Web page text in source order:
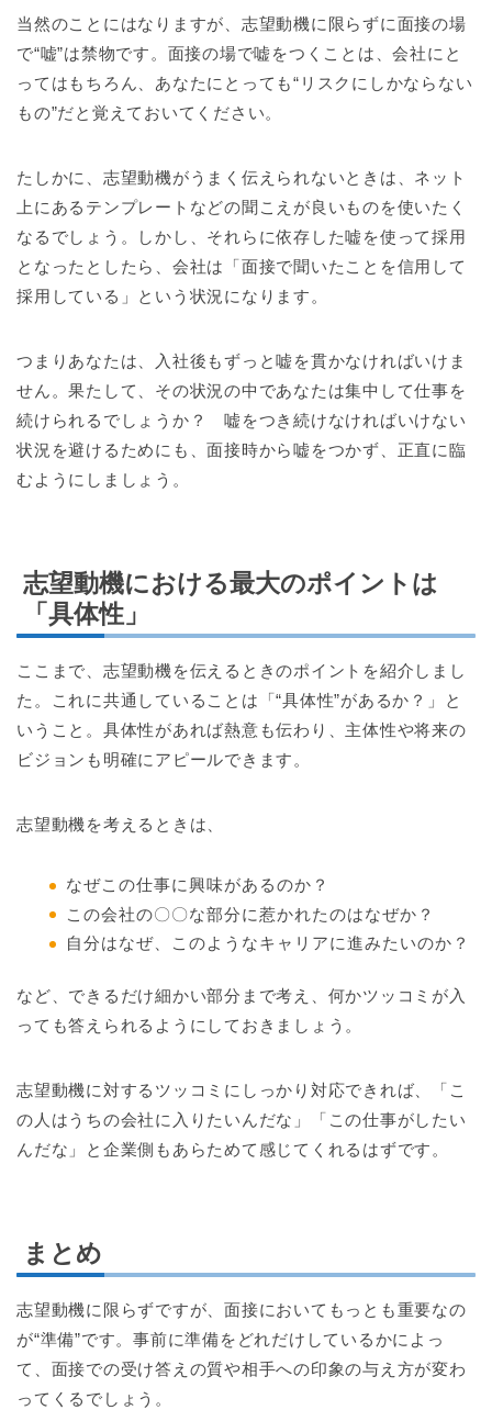
当然のことにはなりますが、志望動機に限らずに面接の場
で“嘘”は禁物です。面接の場で嘘をつくことは、会社にと
ってはもちろん、あなたにとっても“リスクにしかならない
もの”だと覚えておいてください。
たしかに、志望動機がうまく伝えられないときは、ネット
上にあるテンプレートなどの聞こえが良いものを使いたく
なるでしょう。しかし、それらに依存した嘘を使って採用
となったとしたら、会社は「面接で聞いたことを信用して
採用している」という状況になります。
つまりあなたは、入社後もずっと嘘を貫かなければいけま
せん。果たして、その状況の中であなたは集中して仕事を
続けられるでしょうか？ 嘘をつき続けなければいけない
状況を避けるためにも、面接時から嘘をつかず、正直に臨
むようにしましょう。
志望動機における最大のポイントは
「具体性」
ここまで、志望動機を伝えるときのポイントを紹介しまし
た。これに共通していることは「“具体性”があるか？」と
いうこと。具体性があれば熱意も伝わり、主体性や将来の
ビジョンも明確にアピールできます。
志望動機を考えるときは、
なぜこの仕事に興味があるのか？
この会社の〇〇な部分に惹かれたのはなぜか？
自分はなぜ、このようなキャリアに進みたいのか？
など、できるだけ細かい部分まで考え、何かツッコミが入
っても答えられるようにしておきましょう。
志望動機に対するツッコミにしっかり対応できれば、「こ
の人はうちの会社に入りたいんだな」「この仕事がしたい
んだな」と企業側もあらためて感じてくれるはずです。
まとめ
志望動機に限らずですが、面接においてもっとも重要なの
が“準備”です。事前に準備をどれだけしているかによっ
て、面接での受け答えの質や相手への印象の与え方が変わ
ってくるでしょう。